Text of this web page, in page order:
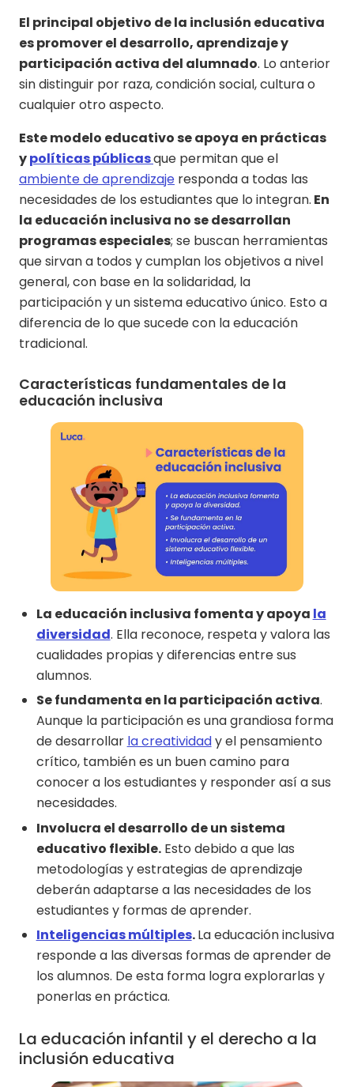
El principal objetivo de la inclusión educativa
es promover el desarrollo, aprendizaje y
participación activa del alumnado. Lo anterior
sin distinguir por raza, condición social, cultura o
cualquier otro aspecto.
Este modelo educativo se apoya en prácticas
ypolíticas públicasque permitan que el
ambiente de aprendizaje responda a todas las
necesidades de los estudiantes que lo integran. En
la educación inclusiva no se desarrollan
programas especiales; se buscan herramientas
que sirvan a todos y cumplan los objetivos a nivel
general, con base en la solidaridad, la
participación y un sistema educativo único. Esto a
diferencia de lo que sucede con la educación
tradicional.
Características fundamentales de la
educación inclusiva
La educación inclusiva fomenta y apoya la
diversidad. Ella reconoce, respeta y valora las
cualidades propias y diferencias entre sus
alumnos.
Se fundamenta en la participación activa.
Aunque la participación es una grandiosa forma
de desarrollar la creatividady el pensamiento
crítico, también es un buen camino para
conocer a los estudiantes y responder así a sus
necesidades.
Involucra el desarrollo de un sistema
educativo flexible.Esto debido a que las
metodologías y estrategias de aprendizaje
deberán adaptarse a las necesidades de los
estudiantes y formas de aprender.
Inteligencias múltiples.La educación inclusiva
responde a las diversas formas de aprender de
los alumnos. De esta forma logra explorarlas y
ponerlas en práctica.
La educación infantil y el derecho a la
inclusión educativa